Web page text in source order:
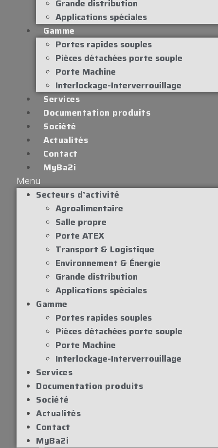
Grande distribution
Applications spéciales
Gamme
Portes rapides souples
Pièces détachées porte souple
Porte Machine
Interlockage-Interverrouillage
Services
Documentation produits
Société
Actualités
Contact
MyBa2i
Menu
Secteurs d’activité
Agroalimentaire
Salle propre
Porte ATEX
Transport & Logistique
Environnement & Énergie
Grande distribution
Applications spéciales
Gamme
Portes rapides souples
Pièces détachées porte souple
Porte Machine
Interlockage-Interverrouillage
Services
Documentation produits
Société
Actualités
Contact
MyBa2i